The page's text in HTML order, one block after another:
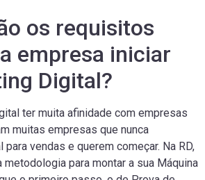
os requisitos
empresa iniciar
Digital?
ter muita afinidade com empresas
muitas empresas que nunca
vendas e querem começar. Na RD,
para montar a sua Máquina